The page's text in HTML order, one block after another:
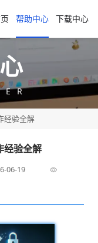
帮助中心 下载中心
经验全解
经验全解
06-19